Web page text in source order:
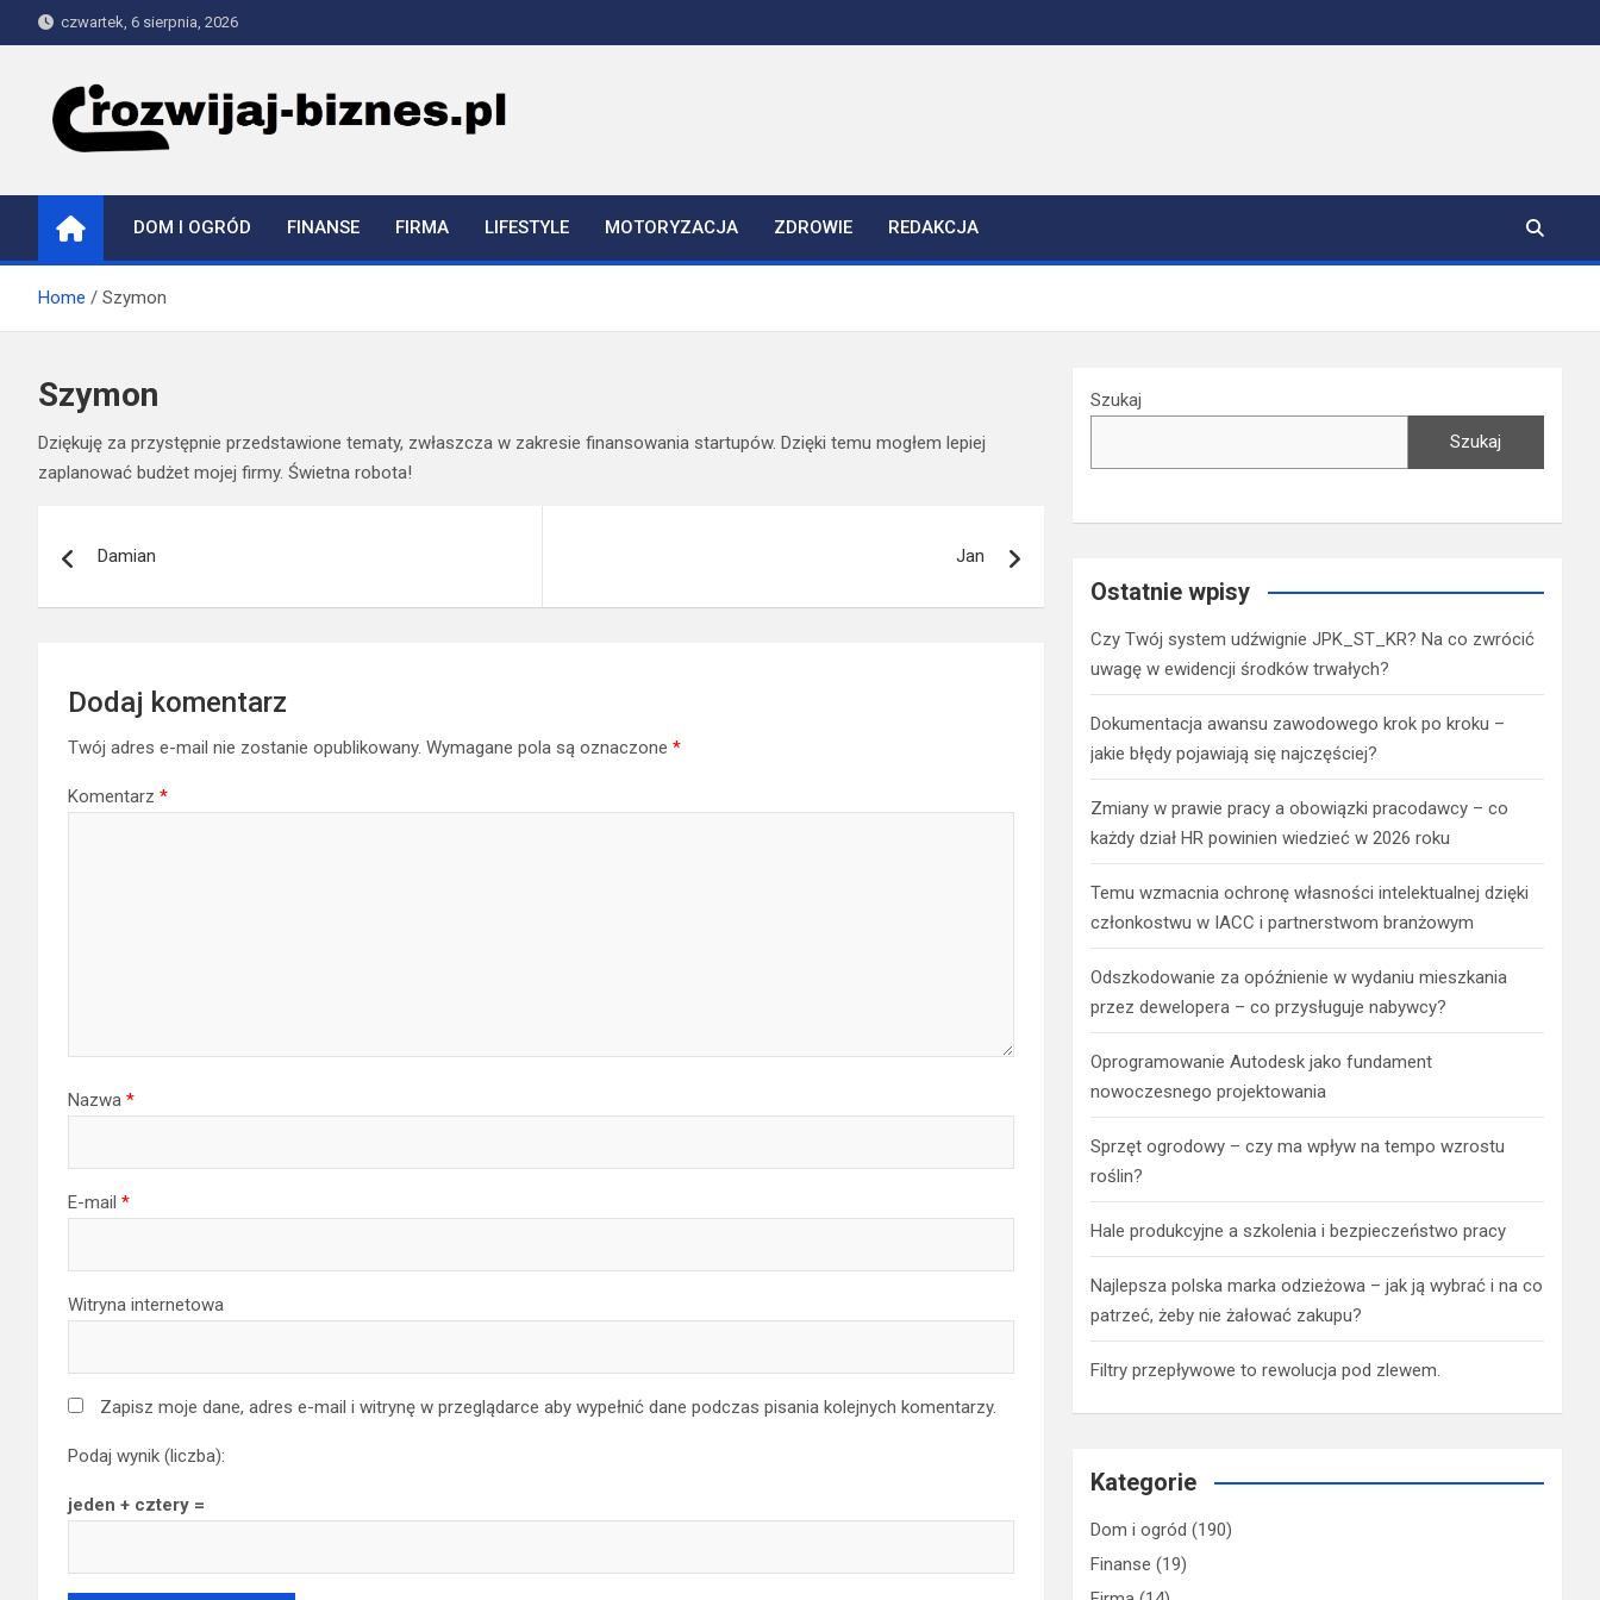
to
czwartek, 6 sierpnia, 2026
rozwijaj-biznes.pl
DOM I OGRÓD FINANSE FIRMA LIFESTYLE MOTORYZACJA ZDROWIE REDAKCJA
Home Szymon
Szymon
Dziękuję za przystępnie przedstawione tematy, zwłaszcza w zakresie finansowania startupów. Dzięki temu mogłem lepiej
zaplanować budżet mojej firmy. Świetna robota!
wpisu
Damian Jan
Dodaj komentarz
Twój adres e-mail nie zostanie opublikowany. Wymagane pola są oznaczone *
Komentarz *
Nazwa *
E-mail *
Witryna internetowa
Zapisz moje dane, adres e-mail i witrynę w przeglądarce aby wypełnić dane podczas pisania kolejnych komentarzy.
Podaj wynik (liczba):
jeden + cztery =
Szukaj
Szukaj
Ostatnie wpisy
Czy Twój system udźwignie JPK_ST_KR? Na co zwrócić
uwagę w ewidencji środków trwałych?
Dokumentacja awansu zawodowego krok po kroku –
jakie błędy pojawiają się najczęściej?
Zmiany w prawie pracy a obowiązki pracodawcy – co
każdy dział HR powinien wiedzieć w 2026 roku
Temu wzmacnia ochronę własności intelektualnej dzięki
członkostwu w IACC i partnerstwom branżowym
Odszkodowanie za opóźnienie w wydaniu mieszkania
przez dewelopera – co przysługuje nabywcy?
Oprogramowanie Autodesk jako fundament
nowoczesnego projektowania
Sprzęt ogrodowy – czy ma wpływ na tempo wzrostu
roślin?
Hale produkcyjne a szkolenia i bezpieczeństwo pracy
Najlepsza polska marka odzieżowa – jak ją wybrać i na co
patrzeć, żeby nie żałować zakupu?
Filtry przepływowe to rewolucja pod zlewem.
Kategorie
Dom i ogród (190)
Finanse (19)